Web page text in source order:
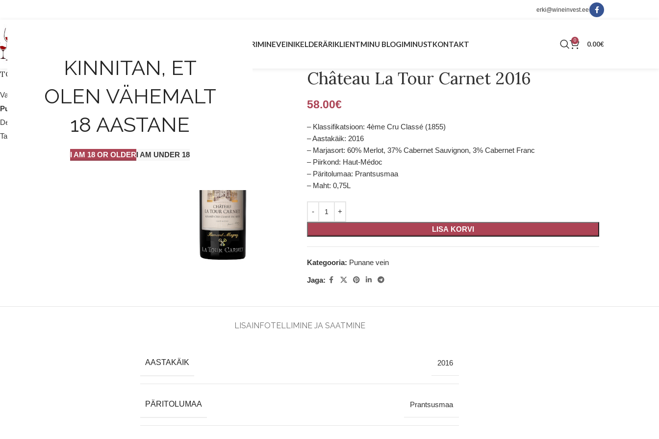
KINNITAN, ET
OLEN VÄHEMALT
18 AASTANE
I AM 18 OR OLDERI AM UNDER 18
erki@wineinvest.ee
INVESTEERIMINEVEINIKELDERÄRIKLIENTMINU BLOGIMINUSTKONTAKT 0 0.00€
TOOTEKATEGOORIAD
Valge vein / mull 25
Punane vein
Dessert vein 9
Tarvikud
Château La Tour Carnet 2016
58.00€
– Klassifikatsioon: 4ème Cru Classé (1855)
– Aastakäik: 2016
– Marjasort: 60% Merlot, 37% Cabernet Sauvignon, 3% Cabernet Franc
– Piirkond: Haut-Médoc
– Päritolumaa: Prantsusmaa
– Maht: 0,75L
LISA KORVI
Kategooria: Punane vein
Jaga:
LISAINFOTELLIMINE JA SAATMINE
AASTAKÄIK 2016
PÄRITOLUMAA Prantsusmaa